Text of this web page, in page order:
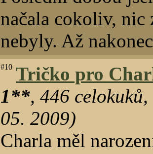
načala cokoliv, nic
nebyly. Až
#10 Tričko pro
1**,446 celokuků,
05. 2009)
Charla měl